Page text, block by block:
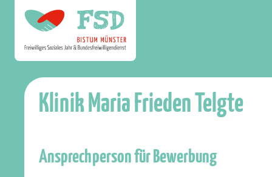
Klinik Maria Frieden Telgte
Ansprechperson für Bewerbung